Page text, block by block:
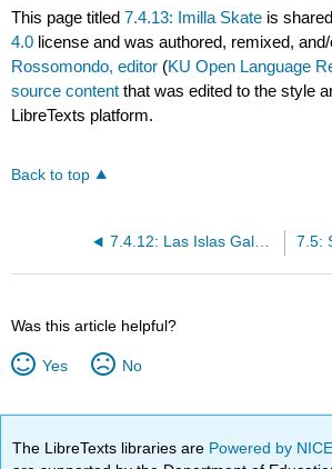
This page titled7.4.13: Imilla Skate is
4.0 license and was authored, remixed,
Rossomondo, editor (KU Open Language
source content that was edited to the style
LibreTexts platform.
Back to top
7.4.12: Las Islas Galápagos 7.5:
Was this article helpful?
Yes No
The LibreTexts libraries are Powered by